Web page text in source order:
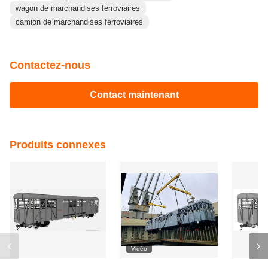
wagon de marchandises ferroviaires
camion de marchandises ferroviaires
Contactez-nous
Contact maintenant
Produits connexes
Vidéo